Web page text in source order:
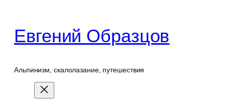
содержимому
Евгений Образцов
Альпинизм, скалолазание, путешествия